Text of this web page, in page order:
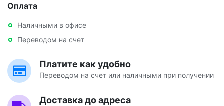
Оплата
Наличными в офисе
Переводом на счет
Платите как удобно
Переводом на счет или наличными при получении
Доставка до адреса